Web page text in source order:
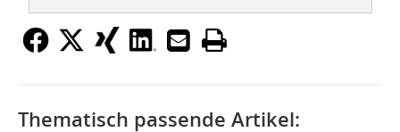
Thematisch passende Artikel: